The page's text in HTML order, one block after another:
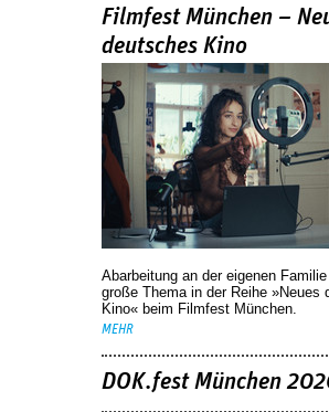
Filmfest München –
deutsches Kino
Abarbeitung an der eigenen
große Thema in der Reihe »Neues
Kino« beim Filmfest München.
MEHR
DOK.fest München